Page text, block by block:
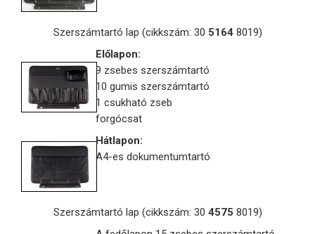
Szerszámtartó lap (cikkszám: 30 51648019)
Előlapon:
9 zsebes szerszámtartó
10 gumis szerszámtartó
1 csukható zseb
forgócsat
Hátlapon:
A4-es dokumentumtartó
Szerszámtartó lap (cikkszám: 30 4575 8019)